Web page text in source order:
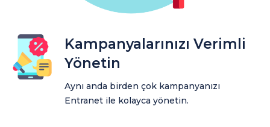
Kampanyalarınızı Verimli
Yönetin
Aynı anda birden çok kampanyanızı
Entranet ile kolayca yönetin.